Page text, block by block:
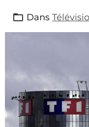
Dans